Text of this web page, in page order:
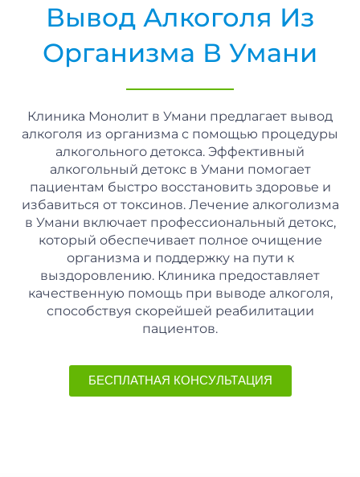
Вывод Алкоголя Из
Организма В Умани
Клиника Монолит в Умани предлагает вывод
алкоголя из организма с помощью процедуры
алкогольного детокса. Эффективный
алкогольный детокс в Умани помогает
пациентам быстро восстановить здоровье и
избавиться от токсинов. Лечение алкоголизма
в Умани включает профессиональный детокс,
который обеспечивает полное очищение
организма и поддержку на пути к
выздоровлению. Клиника предоставляет
качественную помощь при выводе алкоголя,
способствуя скорейшей реабилитации
пациентов.
БЕСПЛАТНАЯ КОНСУЛЬТАЦИЯ